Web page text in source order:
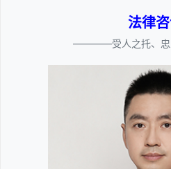
法律
————受人之托、